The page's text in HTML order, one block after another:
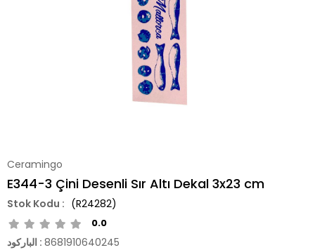
Ceramingo
E344-3 Çini Desenli Sır Altı Dekal 3x23 cm
(R24282)
0.0
الباركود : 8681910640245